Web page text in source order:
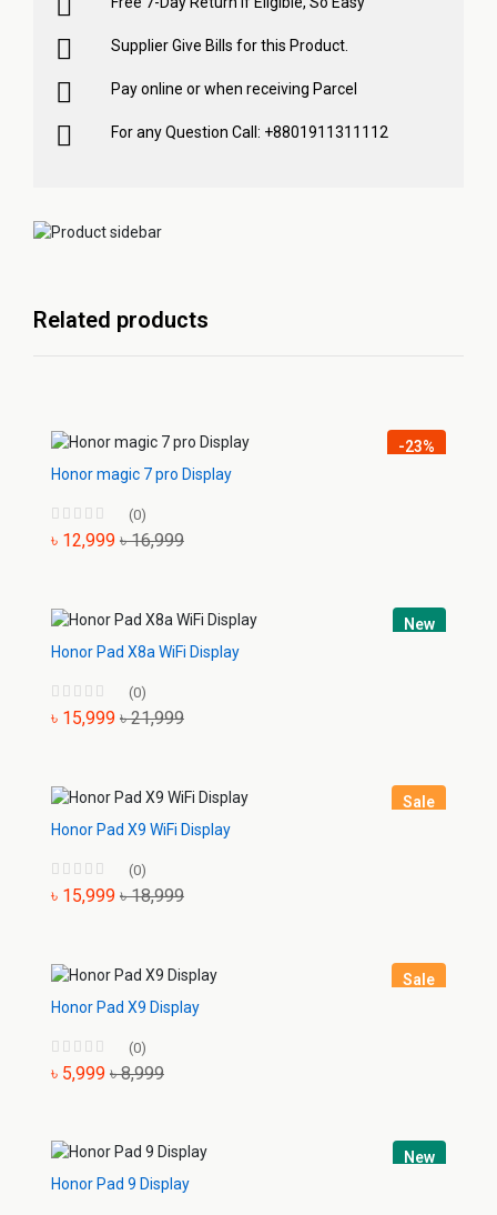
Supplier Give Bills for this Product.
Pay online or when receiving Parcel
For any Question Call: +8801911311112
Related products
-23%
Honor magic 7 pro Display
(0)
৳ 12,999 ৳ 16,999
New
Honor Pad X8a WiFi Display
(0)
৳ 15,999 ৳ 21,999
Sale
Honor Pad X9 WiFi Display
(0)
৳ 15,999 ৳ 18,999
Sale
Honor Pad X9 Display
(0)
৳ 5,999 ৳ 8,999
New
Honor Pad 9 Display